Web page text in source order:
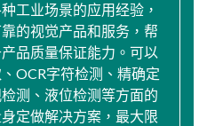
工业场景的应用经验，
的视觉产品和服务，帮
品质量保证能力。可以
OCR字符检测、精确定
测、液位检测等方面的
定做解决方案，最大限